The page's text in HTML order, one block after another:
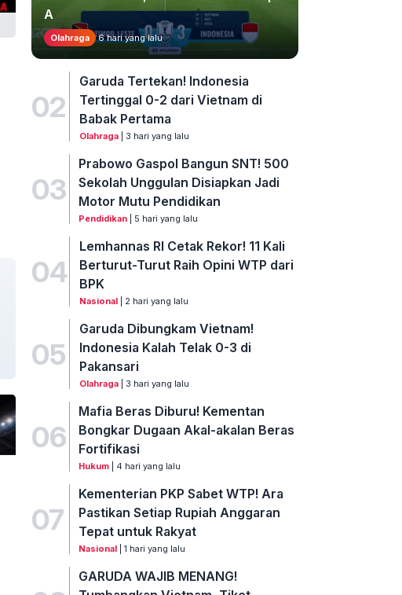
A
Olahraga 6 hari yang lalu
02
Garuda Tertekan! Indonesia
Tertinggal 0-2 dari Vietnam di
Babak Pertama
Olahraga| 3 hari yang lalu
03
Prabowo Gaspol Bangun SNT! 500
Sekolah Unggulan Disiapkan Jadi
Motor Mutu Pendidikan
Pendidikan | 5 hari yang lalu
04
Lemhannas RI Cetak Rekor! 11 Kali
Berturut-Turut Raih Opini WTP dari
BPK
Nasional| 2 hari yang lalu
05
Garuda Dibungkam Vietnam!
Indonesia Kalah Telak 0-3 di
Pakansari
Olahraga| 3 hari yang lalu
06
Mafia Beras Diburu! Kementan
Bongkar Dugaan Akal-akalan Beras
Fortifikasi
Hukum | 4 hari yang lalu
07
Kementerian PKP Sabet WTP! Ara
Pastikan Setiap Rupiah Anggaran
Tepat untuk Rakyat
Nasional | 1 hari yang lalu
GARUDA WAJIB MENANG!